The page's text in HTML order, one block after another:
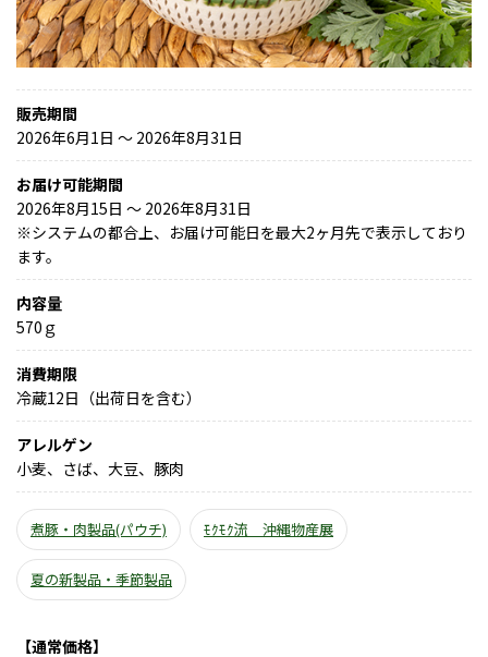
販売期間
2026年6月1日 〜 2026年8月31日
お届け可能期間
2026年8月15日 ～ 2026年8月31日
※システムの都合上、お届け可能日を最大2ヶ月先で表示しており
ます。
内容量
570ｇ
消費期限
冷蔵12日（出荷日を含む）
アレルゲン
小麦、さば、大豆、豚肉
煮豚・肉製品(パウチ) ﾓｸﾓｸ流 沖縄物産展
夏の新製品・季節製品
【通常価格】